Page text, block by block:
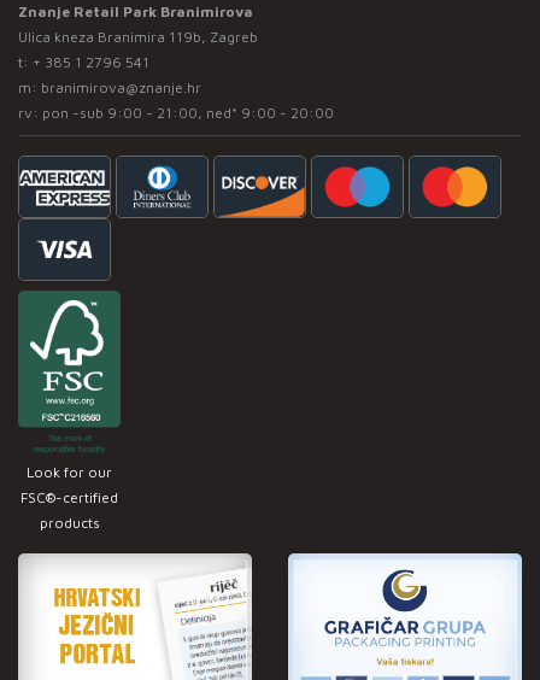
Znanje Retail Park Branimirova
Ulica kneza Branimira 119b, Zagreb
t: + 385 1 2796 541
m: branimirova@znanje.hr
rv: pon -sub 9:00 - 21:00, ned* 9:00 - 20:00
Look for our
FSC®-certified
products